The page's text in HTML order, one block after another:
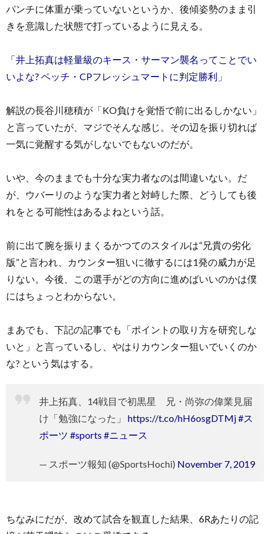
パンチに体重が乗っていないというか、後傾姿勢のまま引
きを意識した状態で打っているように見える。
「井上拓真は軽量級のキース・サーマン襲名ってことでい
いよな? ペッチ・CPフレッシュマートに判定勝利」
解説の長谷川穂積が「KO負けを覚悟で前に出るしかない」
と言っていたが、マジでそんな感じ。その辺を振り切れば
一気に覚醒する気がしないでもないのだが。
いや、今のままでも十分な実力者なのは間違いない。だ
が、ウバーリのような実力者と対峙した際、どうしても後
れをとる可能性はあるよねという話。
前に出て腕を振りまくるかつてのスタイルは“兄貴の劣化
版”と言われ、カウンター狙いに徹するには1発の威力が足
りない。今後、この選手がどの方向に進めばいいのかは僕
にはちょっとわからない。
まあでも、下記の記事でも「ポイントの取り方を研究しな
いと」と言っているし、やはりカウンター狙いでいくのか
な? という気はする。
井上拓真、14戦目で初黒星 兄・尚弥の偉業見届
け「勉強になった」 https://t.co/hH6osgDTMj#ス
ポーツ #sports #ニュース
— スポーツ報知 (@SportsHochi) November 7, 2019
ちなみにだが、改めて試合を観直した結果、6Rあたりの記